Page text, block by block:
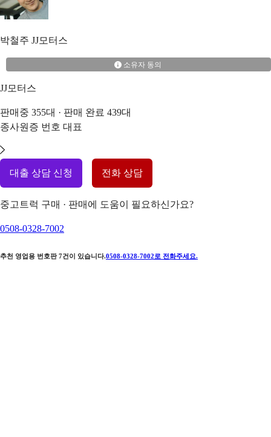
박철주 JJ모터스
소유자 동의
JJ모터스
판매중 355대 · 판매 완료 439대
종사원증 번호 대표
대출 상담 신청 전화 상담
중고트럭 구매 · 판매에 도움이 필요하신가요?
0508-0328-7002
추천 영업용 번호판 7건이 있습니다.0508-0328-7002 로 전화주세요.